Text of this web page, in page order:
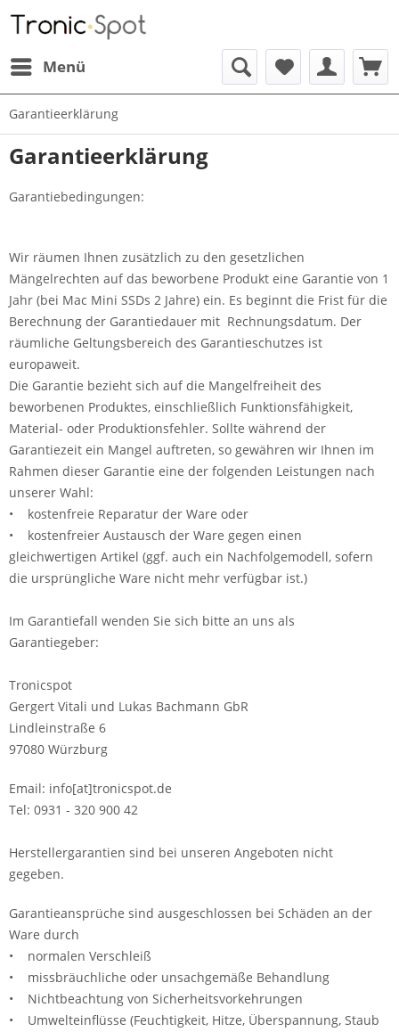
Menü
Garantieerklärung
Garantieerklärung
Garantiebedingungen:
Wir räumen Ihnen zusätzlich zu den gesetzlichen
Mängelrechten auf das beworbene Produkt eine Garantie von 1
Jahr (bei Mac Mini SSDs 2 Jahre) ein. Es beginnt die Frist für die
Berechnung der Garantiedauer mit Rechnungsdatum. Der
räumliche Geltungsbereich des Garantieschutzes ist
europaweit.
Die Garantie bezieht sich auf die Mangelfreiheit des
beworbenen Produktes, einschließlich Funktionsfähigkeit,
Material- oder Produktionsfehler. Sollte während der
Garantiezeit ein Mangel auftreten, so gewähren wir Ihnen im
Rahmen dieser Garantie eine der folgenden Leistungen nach
unserer Wahl:
• kostenfreie Reparatur der Ware oder
• kostenfreier Austausch der Ware gegen einen
gleichwertigen Artikel (ggf. auch ein Nachfolgemodell, sofern
die ursprüngliche Ware nicht mehr verfügbar ist.)
Im Garantiefall wenden Sie sich bitte an uns als
Garantiegeber:
Tronicspot
Gergert Vitali und Lukas Bachmann GbR
Lindleinstraße 6
97080 Würzburg
Email: info[at]tronicspot.de
Tel: 0931 - 320 900 42
Herstellergarantien sind bei unseren Angeboten nicht
gegeben.
Garantieansprüche sind ausgeschlossen bei Schäden an der
Ware durch
• normalen Verschleiß
• missbräuchliche oder unsachgemäße Behandlung
• Nichtbeachtung von Sicherheitsvorkehrungen
• Umwelteinflüsse (Feuchtigkeit, Hitze, Überspannung, Staub